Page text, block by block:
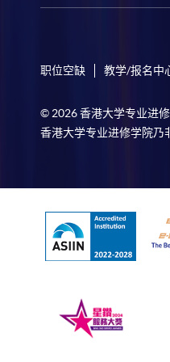
职位空缺 教学/报名中
© 2026 香港大学专业进
香港大学专业进修学院乃